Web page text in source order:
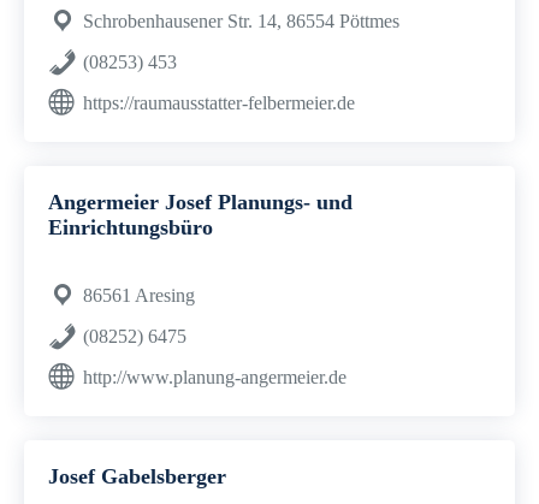
Schrobenhausener Str. 14, 86554 Pöttmes
(08253) 453
https://raumausstatter-felbermeier.de
Angermeier Josef Planungs- und
Einrichtungsbüro
86561 Aresing
(08252) 6475
http://www.planung-angermeier.de
Josef Gabelsberger